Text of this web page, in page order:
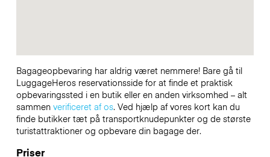
Bagageopbevaring har aldrig været nemmere! Bare gå til
LuggageHeros reservationsside for at finde et praktisk
opbevaringssted i en butik eller en anden virksomhed – alt
sammen verificeret af os. Ved hjælp af vores kort kan du
finde butikker tæt på transportknudepunkter og de største
turistattraktioner og opbevare din bagage der.
Priser